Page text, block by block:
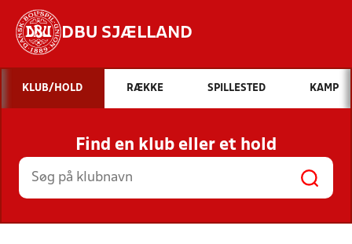
DBU SJÆLLAND
Hvad vil du søge efter?
INDHOLD OG NYHEDER
STILLINGER, RESULTATER, KLUBBER OG
HOLD
KLUB/HOLD RÆKKE SPILLESTED KAMP
Find en klub eller et hold